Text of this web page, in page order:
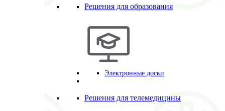
Решения для образования
Электронные доски
Решения для телемедицины